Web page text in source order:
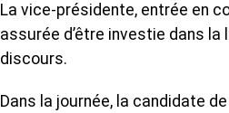
La vice-présidente, entrée en
assurée d’être investie dans
discours.
Dans la journée, la candidate